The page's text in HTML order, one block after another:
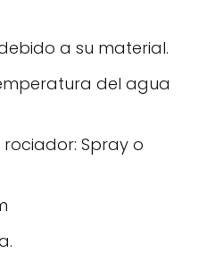
a su material.
del agua
Spray o